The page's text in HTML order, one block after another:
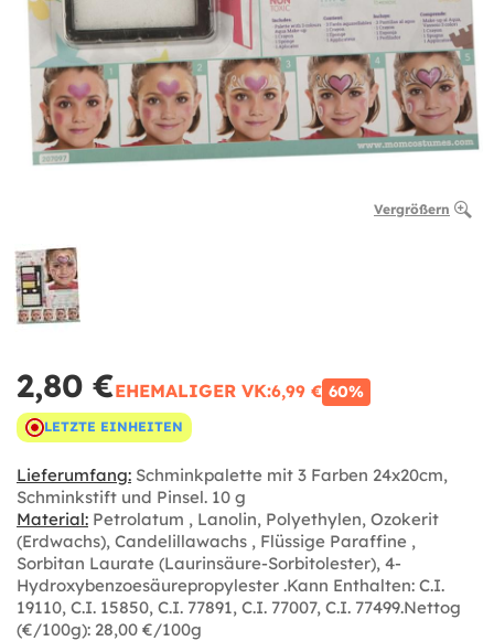
Vergrößern
2,80 €EHEMALIGER VK:6,99 € 60%
LETZTE EINHEITEN
Lieferumfang: Schminkpalette mit 3 Farben 24x20cm,
Schminkstift und Pinsel. 10 g
Material: Petrolatum , Lanolin, Polyethylen, Ozokerit
(Erdwachs), Candelillawachs , Flüssige Paraffine ,
Sorbitan Laurate (Laurinsäure-Sorbitolester), 4-
Hydroxybenzoesäurepropylester .Kann Enthalten: C.I.
19110, C.I. 15850, C.I. 77891, C.I. 77007, C.I. 77499.Nettog
(€/100g): 28,00 €/100g